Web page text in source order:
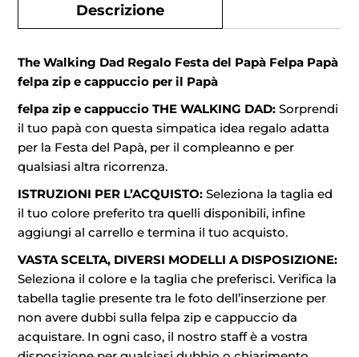
Descrizione
The Walking Dad Regalo Festa del Papà Felpa Papà
felpa zip e cappuccio per il Papà
felpa zip e cappuccio THE WALKING DAD: Sorprendi
il tuo papà con questa simpatica idea regalo adatta
per la Festa del Papà, per il compleanno e per
qualsiasi altra ricorrenza.
ISTRUZIONI PER L’ACQUISTO: Seleziona la taglia ed
il tuo colore preferito tra quelli disponibili, infine
aggiungi al carrello e termina il tuo acquisto.
VASTA SCELTA, DIVERSI MODELLI A DISPOSIZIONE:
Seleziona il colore e la taglia che preferisci. Verifica la
tabella taglie presente tra le foto dell’inserzione per
non avere dubbi sulla felpa zip e cappuccio da
acquistare. In ogni caso, il nostro staff è a vostra